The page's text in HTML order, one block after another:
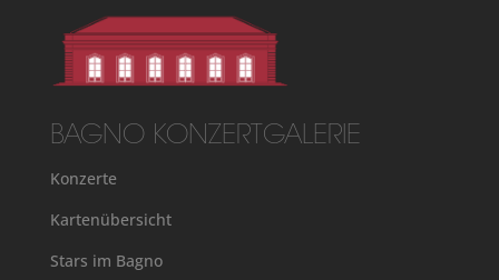
BAGNO KONZERTGALERIE
Konzerte
Kartenübersicht
Stars im Bagno